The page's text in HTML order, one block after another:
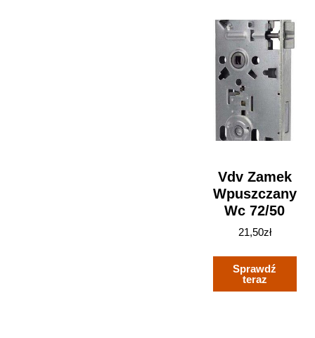
Vdv Zamek
Wpuszczany
Wc 72/50
21,50zł
Sprawdź
teraz